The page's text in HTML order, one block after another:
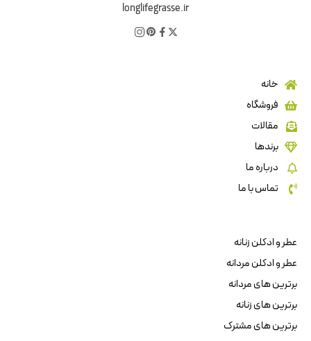
longlifegrasse.ir
خانه
فروشگاه
مقالات
برندها
درباره ما
تماس با ما
عطر و ادکلن زنانه
عطر و ادکلن مردانه
برترین های مردانه
برترین های زنانه
برترین های مشترک